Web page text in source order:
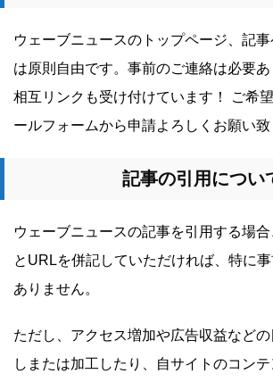
ウェーブニュースのトップページ、記
は原則自由です。事前のご連絡は必要あ
相互リンクも受け付けています！ ご希
ールフォームから申請よろしくお願い致
記事の引用につい
ウェーブニュースの記事を引用する場
とURLを併記していただければ、特に
ありません。
ただし、アクセス増加や広告収益など
しまたは加工したり、自サイトのコン